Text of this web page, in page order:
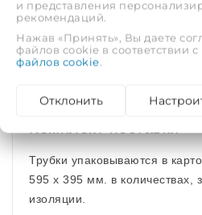
Основные
характеристики
Трубки упаковываются в
595 x 395 мм. в количествах,
изоляции.
и представления
рекомендаций.
Нажав «Принять», Вы даете
файлов cookie в соответствии с
файлов cookie
Отклонить